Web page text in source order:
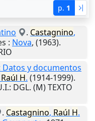
p. 1
. Castagnino,
: Nova, (1963).
Datos y documentos
Raúl H. (1914-1999).
: DGL. (M) TEXTO
. Castagnino, Raúl H.